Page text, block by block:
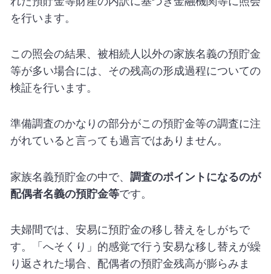
を行います。
この照会の結果、被相続人以外の家族名義の預貯金
等が多い場合には、その残高の形成過程についての
検証を行います。
準備調査のかなりの部分がこの預貯金等の調査に注
がれていると言っても過言ではありません。
家族名義預貯金の中で、 調査のポイントになるのが
配偶者名義の預貯金等です。
夫婦間では、安易に預貯金の移し替えをしがちで
す。「へそくり」的感覚で行う安易な移し替えが繰
り返された場合、配偶者の預貯金残高が膨らみま